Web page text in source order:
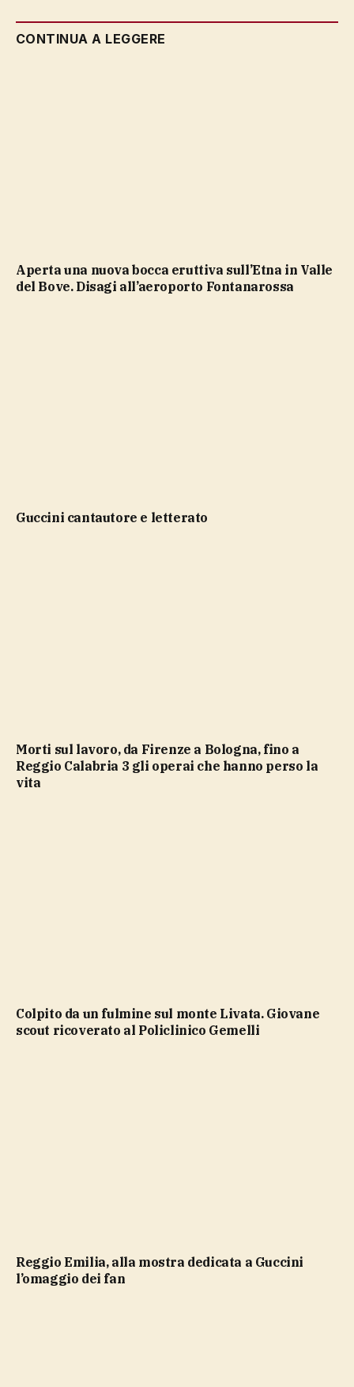
CONTINUA A LEGGERE
Aperta una nuova bocca eruttiva sull’Etna in Valle
del Bove. Disagi all’aeroporto Fontanarossa
Guccini cantautore e letterato
Morti sul lavoro, da Firenze a Bologna, fino a
Reggio Calabria 3 gli operai che hanno perso la
vita
Colpito da un fulmine sul monte Livata. Giovane
scout ricoverato al Policlinico Gemelli
Reggio Emilia, alla mostra dedicata a Guccini
l’omaggio dei fan